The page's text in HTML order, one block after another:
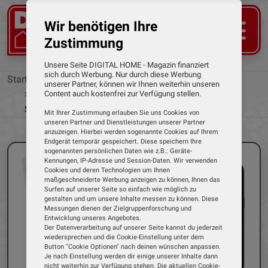
Startseite
News
Luftfeuchtigkeit und Temperatur über das
Smartphone überall im Blick
Wir benötigen Ihre
Zustimmung
Unsere Seite DIGITAL HOME - Magazin finanziert
sich durch Werbung. Nur durch diese Werbung
unserer Partner, können wir Ihnen weiterhin unseren
Content auch kostenfrei zur Verfügung stellen.
Mit Ihrer Zustimmung erlauben Sie uns Cookies von
unseren Partner und Dienstleistungen unserer Partner
anzuzeigen. Hierbei werden sogenannte Cookies auf Ihrem
Endgerät temporär gespeichert. Diese speichern Ihre
sogenannten persönlichen Daten wie z.B.: Geräte-
Kennungen, IP-Adresse und Session-Daten. Wir verwenden
Cookies und deren Technologien um Ihnen
maßgeschneiderte Werbung anzeigen zu können, Ihnen das
Surfen auf unserer Seite so einfach wie möglich zu
gestalten und um unsere Inhalte messen zu können. Diese
Messungen dienen der Zielgruppenforschung und
Entwicklung unseres Angebotes.
Der Datenverarbeitung auf unserer Seite kannst du jederzeit
wiedersprechen und die Cookie-Einstellung unter dem
Button "Cookie Optionen" nach deinen wünschen anpassen.
Je nach Einstellung werden dir einige unserer Inhalte dann
nicht weiterhin zur Verfügung stehen. Die aktuellen Cookie-